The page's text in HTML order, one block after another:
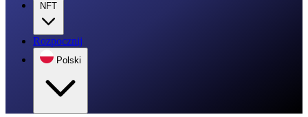
NFT
Rozpocznij
Polski